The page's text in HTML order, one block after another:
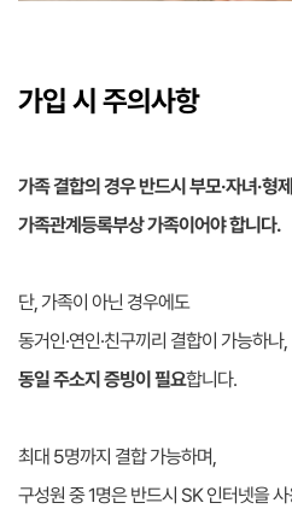
가입 시 주의사항
가족 결합의 경우 반드시 부모·자녀·형
가족관계등록부상 가족이어야 합니다.
단, 가족이 아닌 경우에도
동거인·연인·친구끼리 결합이 가능하나,
동일 주소지 증빙이 필요합니다.
최대 5명까지 결합 가능하며,
구성원 중 1명은 반드시 SK 인터넷을